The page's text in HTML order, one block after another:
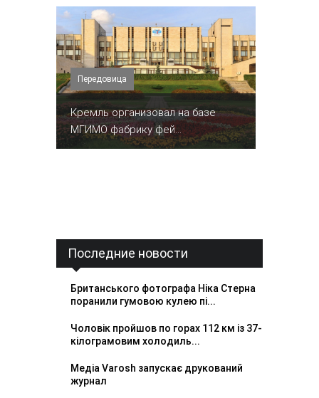
Передовица
Кремль организовал на базе
МГИМО фабрику фей...
Последние новости
Британського фотографа Ніка Стерна
поранили гумовою кулею пі...
Чоловік пройшов по горах 112 км із 37-
кілограмовим холодиль...
Медіа Varosh запускає друкований
журнал